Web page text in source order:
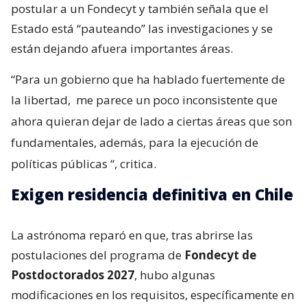
postular a un Fondecyt y también señala que el
Estado está “pauteando” las investigaciones y se
están dejando afuera importantes áreas.
“Para un gobierno que ha hablado fuertemente de
la libertad, me parece un poco inconsistente que
ahora quieran dejar de lado a ciertas áreas que son
fundamentales, además, para la ejecución de
políticas públicas “, critica.
Exigen residencia definitiva en Chile
La astrónoma reparó en que, tras abrirse las
postulaciones del programa de Fondecyt de
Postdoctorados 2027, hubo algunas
modificaciones en los requisitos, específicamente en